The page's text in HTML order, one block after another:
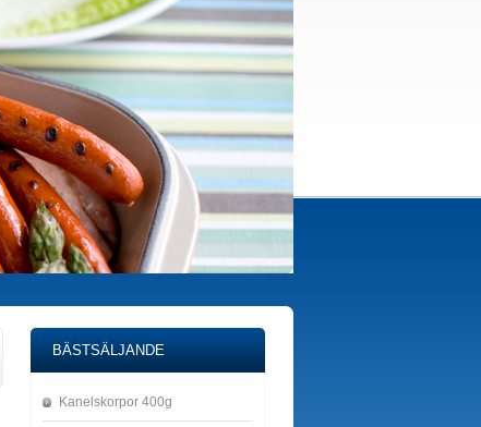
BÄSTSÄLJANDE
Kanelskorpor 400g